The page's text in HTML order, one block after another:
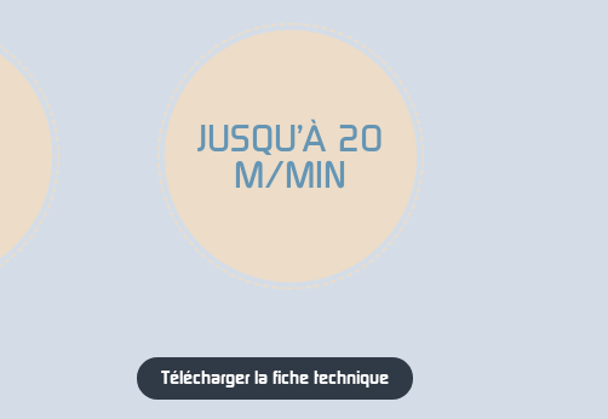
JUSQU’À 20
M/MIN
Télécharger la fiche technique